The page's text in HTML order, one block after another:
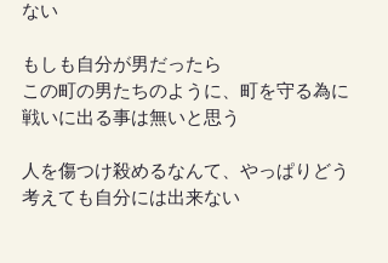
ない
もしも自分が男だったら
この町の男たちのように、町を守る為に
戦いに出る事は無いと思う
人を傷つけ殺めるなんて、やっぱりどう
考えても自分には出来ない